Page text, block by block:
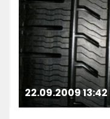
22.09.2009 13:42